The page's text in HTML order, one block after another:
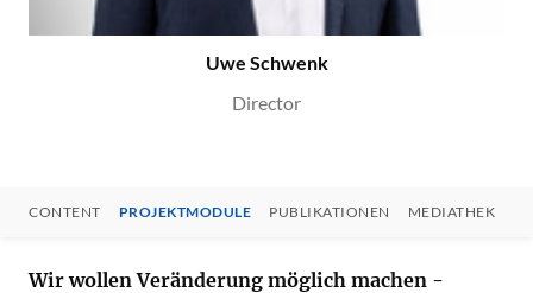
Uwe Schwenk
Director
CONTENT PROJEKTMODULE PUBLIKATIONEN MEDIATHEK
CONTENT
Wir wollen Veränderung möglich machen -